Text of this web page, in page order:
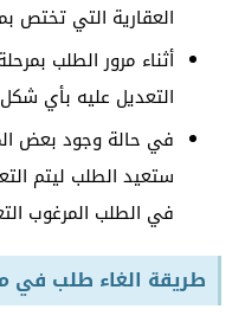
العقارية التي تختص
أثناء مرور الطلب
التعديل عليه بأي
في حالة وجود بعض
ستعيد الطلب ليتم
في الطلب المرغوب
طريقة الغاء طلب في